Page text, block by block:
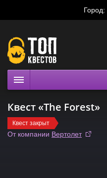
Город:
Рейтинги
На карте
Квест «The Forest»
Квест закрыт
От компании Вертолет